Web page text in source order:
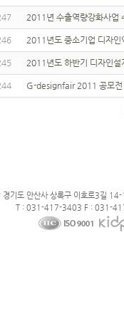
2011년 수출역량강화사업
2011년도 중소기업 디자
2011년도 하반기 디자인설
G-designfair 2011 공모전
기도 안산사 상록구 이호로3길
T : 031-417-3403 F : 031-